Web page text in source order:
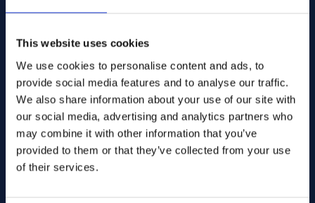
This website uses cookies
We use cookies to personalise content and ads, to
provide social media features and to analyse our traffic.
We also share information about your use of our site with
our social media, advertising and analytics partners who
may combine it with other information that you’ve
provided to them or that they’ve collected from your use
of their services.